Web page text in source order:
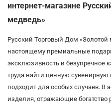
интернет-магазине
медведь»
Русский Торговый Дом «Золотой
настоящему премиальные
эксклюзивность и безупречное
труда найти ценную
подходит для особых случаев. В
изделия, отражающие богатство